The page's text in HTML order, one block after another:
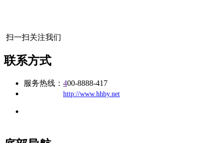
扫一扫关注我们
联系方式
服务热线： 400-8888-417
http://www.hhby.net